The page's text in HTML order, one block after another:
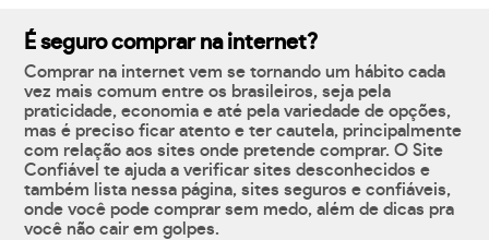
É seguro comprar na internet?
Comprar na internet vem se tornando um hábito cada
vez mais comum entre os brasileiros, seja pela
praticidade, economia e até pela variedade de opções,
mas é preciso ficar atento e ter cautela, principalmente
com relação aos sites onde pretende comprar. O Site
Confiável te ajuda a verificar sites desconhecidos e
também lista nessa página, sites seguros e confiáveis,
onde você pode comprar sem medo, além de dicas pra
você não cair em golpes.